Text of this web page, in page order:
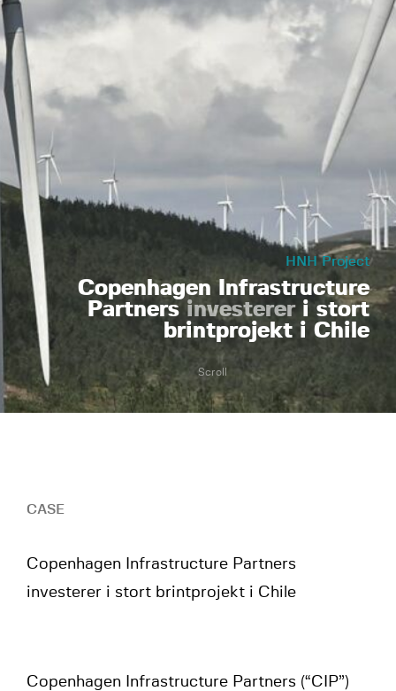
HNH Project
Copenhagen Infrastructure
Partners investereri stort
brintprojekt i Chile
Scroll
CASE
Copenhagen Infrastructure Partners
investerer i stort brintprojekt i Chile
Copenhagen Infrastructure Partners (“CIP”)